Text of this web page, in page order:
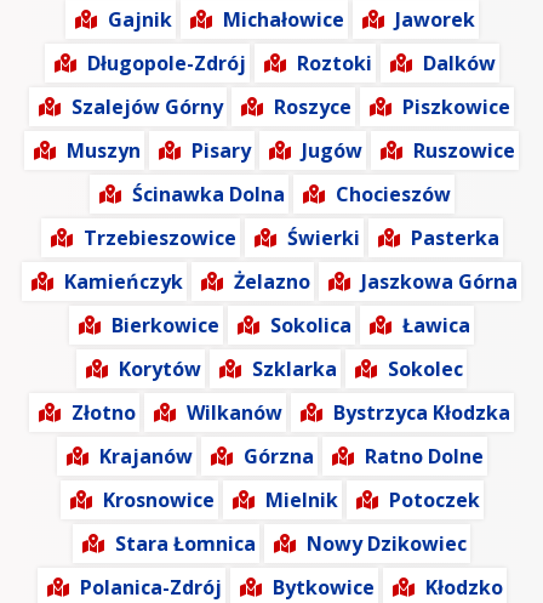
Gajnik
Michałowice
Jaworek
Długopole-Zdrój
Roztoki
Dalków
Szalejów Górny
Roszyce
Piszkowice
Muszyn
Pisary Jugów
Ruszowice
Ścinawka Dolna
Chocieszów
Trzebieszowice
Świerki
Pasterka
Kamieńczyk
Żelazno
Jaszkowa Górna
Bierkowice
Sokolica
Ławica
Korytów
Szklarka
Sokolec
Złotno
Wilkanów
Bystrzyca Kłodzka
Krajanów
Górzna
Ratno Dolne
Krosnowice
Mielnik
Potoczek
Stara Łomnica
Nowy Dzikowiec
Polanica-Zdrój
Bytkowice
Kłodzko